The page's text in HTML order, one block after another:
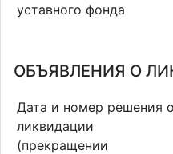
уставного фонда
ОБЪЯВЛЕНИЯ О
Дата и номер решения о
ликвидации
(прекращении